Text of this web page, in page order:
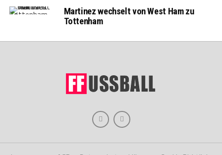
Martinez wechselt von West Ham zu
Tottenham